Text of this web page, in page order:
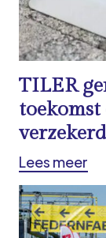
TILER
toekomst
verzekerd
Lees meer